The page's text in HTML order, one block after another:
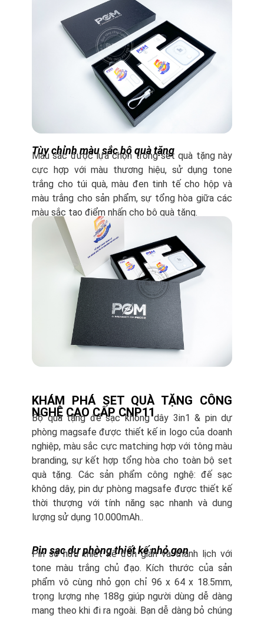
Tùy chỉnh màu sắc bộ quà tặng
Màu sắc được lựa chọn trong set quà tặng này
cực hợp với màu thương hiệu, sử dụng tone
trắng cho túi quà, màu đen tinh tế cho hộp và
màu trắng cho sản phẩm, sự tổng hòa giữa các
màu sắc tạo điểm nhấn cho bộ quà tặng.
KHÁM PHÁ SET QUÀ TẶNG CÔNG
NGHỆ CAO CẤP CNP11
Bộ quà tặng đế sạc không dây 3in1 & pin dự
phòng magsafe được thiết kế in logo của doanh
nghiệp, màu sắc cực matching hợp với tông màu
branding, sự kết hợp tổng hòa cho toàn bộ set
quà tặng. Các sản phẩm công nghệ: đế sạc
không dây, pin dự phòng magsafe được thiết kế
thời thượng với tính năng sạc nhanh và dung
lượng sử dụng 10.000mAh..
Pin sạc dự phòng thiết kế nhỏ gọn
Pin sở hữu thiết kế đơn giản và thanh lịch với
tone màu trắng chủ đạo. Kích thước của sản
phẩm vô cùng nhỏ gọn chỉ 96 x 64 x 18.5mm,
trọng lượng nhẹ 188g giúp người dùng dễ dàng
mang theo khi đi ra ngoài. Bạn dễ dàng bỏ chúng